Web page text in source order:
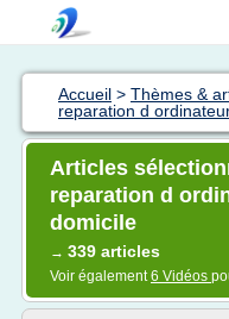
Accueil > Thèmes &
reparation d
Articles
reparation d
domicile
→ 339 articles
Voir également6 Vidéos